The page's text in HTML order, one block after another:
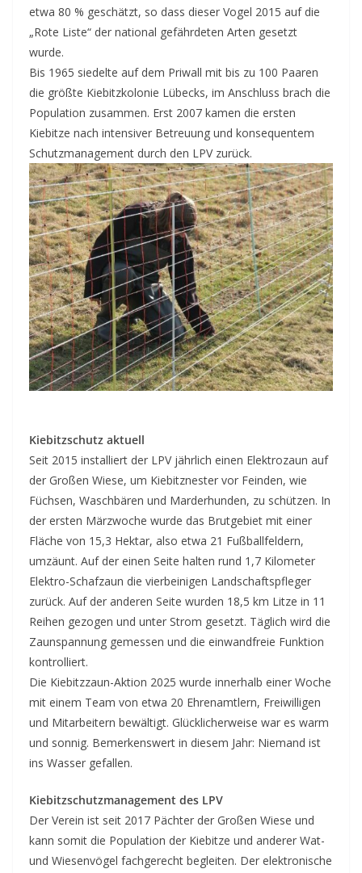
etwa 80 % geschätzt, so dass dieser Vogel 2015 auf die
„Rote Liste“ der national gefährdeten Arten gesetzt
wurde.
Bis 1965 siedelte auf dem Priwall mit bis zu 100 Paaren
die größte Kiebitzkolonie Lübecks, im Anschluss brach die
Population zusammen. Erst 2007 kamen die ersten
Kiebitze nach intensiver Betreuung und konsequentem
Schutzmanagement durch den LPV zurück.
Kiebitzschutz aktuell
Seit 2015 installiert der LPV jährlich einen Elektrozaun auf
der Großen Wiese, um Kiebitznester vor Feinden, wie
Füchsen, Waschbären und Marderhunden, zu schützen. In
der ersten Märzwoche wurde das Brutgebiet mit einer
Fläche von 15,3 Hektar, also etwa 21 Fußballfeldern,
umzäunt. Auf der einen Seite halten rund 1,7 Kilometer
Elektro-Schafzaun die vierbeinigen Landschaftspfleger
zurück. Auf der anderen Seite wurden 18,5 km Litze in 11
Reihen gezogen und unter Strom gesetzt. Täglich wird die
Zaunspannung gemessen und die einwandfreie Funktion
kontrolliert.
Die Kiebitzzaun-Aktion 2025 wurde innerhalb einer Woche
mit einem Team von etwa 20 Ehrenamtlern, Freiwilligen
und Mitarbeitern bewältigt. Glücklicherweise war es warm
und sonnig. Bemerkenswert in diesem Jahr: Niemand ist
ins Wasser gefallen.
Kiebitzschutzmanagement des LPV
Der Verein ist seit 2017 Pächter der Großen Wiese und
kann somit die Population der Kiebitze und anderer Wat-
und Wiesenvögel fachgerecht begleiten. Der elektronische